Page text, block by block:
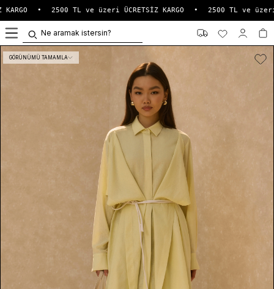
2500 TL ve üzeri ÜCRETSİZ KARGO 2500 TL ve üzeri
GÖRÜNÜMÜ TAMAMLA